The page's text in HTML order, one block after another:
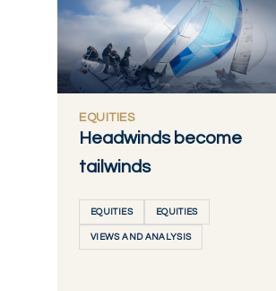
EQUITIES
Headwinds become
tailwinds
EQUITIES EQUITIES
VIEWS AND ANALYSIS